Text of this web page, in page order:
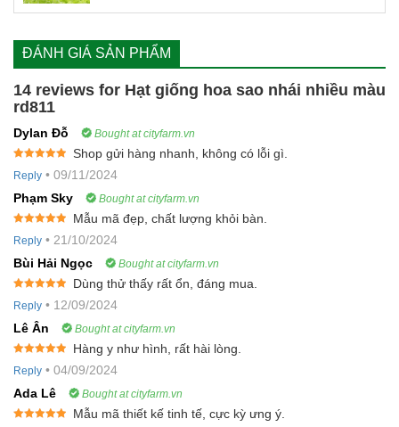
ẩm ảnh hưởng đến năng suất gieo trồng.
Mát: Nhiệt độ bảo quản tốt nhất từ 20-22oC bởi nhiệt độ cao
làm hạt giống hô hấp mạnh, tiêu hao nhanh các chất dinh dưỡng
dự trữ, giảm sức sống của cây trồng. Vì vậy, nơi bảo quản cần
thông thoáng, mát mẻ.
Sạch: Bảo đảm hạt giống đã được làm sạch trước khi cất giữ
trong hộp lưu trữ.
ĐÁNH GIÁ SẢN PHẨM
14 reviews for Hạt giống hoa sao nhái nhiều màu
rd811
Dylan Đỗ Bought at cityfarm.vn
of 5
Shop gửi hàng nhanh, không có lỗi gì.
Reply • 09/11/2024
Phạm Sky
Bought at cityfarm.vn
of 5
Mẫu mã đẹp, chất lượng khỏi bàn.
Reply • 21/10/2024
Bùi Hải Ngọc
Bought at cityfarm.vn
of 5
Dùng thử thấy rất ổn, đáng mua.
Reply • 12/09/2024
Lê Ân
Bought at cityfarm.vn
of 5
Hàng y như hình, rất hài lòng.
Reply • 04/09/2024
Ada Lê
Bought at cityfarm.vn
Mẫu mã thiết kế tinh tế, cực kỳ ưng ý.